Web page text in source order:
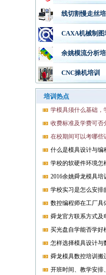
线切割慢走丝培
CAXA机械制图
余姚模流分析培
CNC操机培训
培训热点
收费标准及学费可否
在校期间可以考哪些
什么是模具设计与编
学校的软硬件环境怎
2016余姚舜龙模具培
学校实习是怎么安排
舜龙官方联系方式及
买光盘自学能否学好
怎样选择模具设计与
舜龙模具数控培训搬